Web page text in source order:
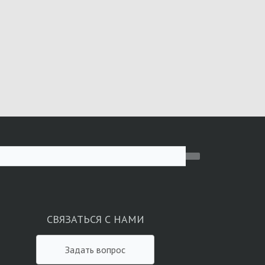
СВЯЗАТЬСЯ С НАМИ
Задать вопрос